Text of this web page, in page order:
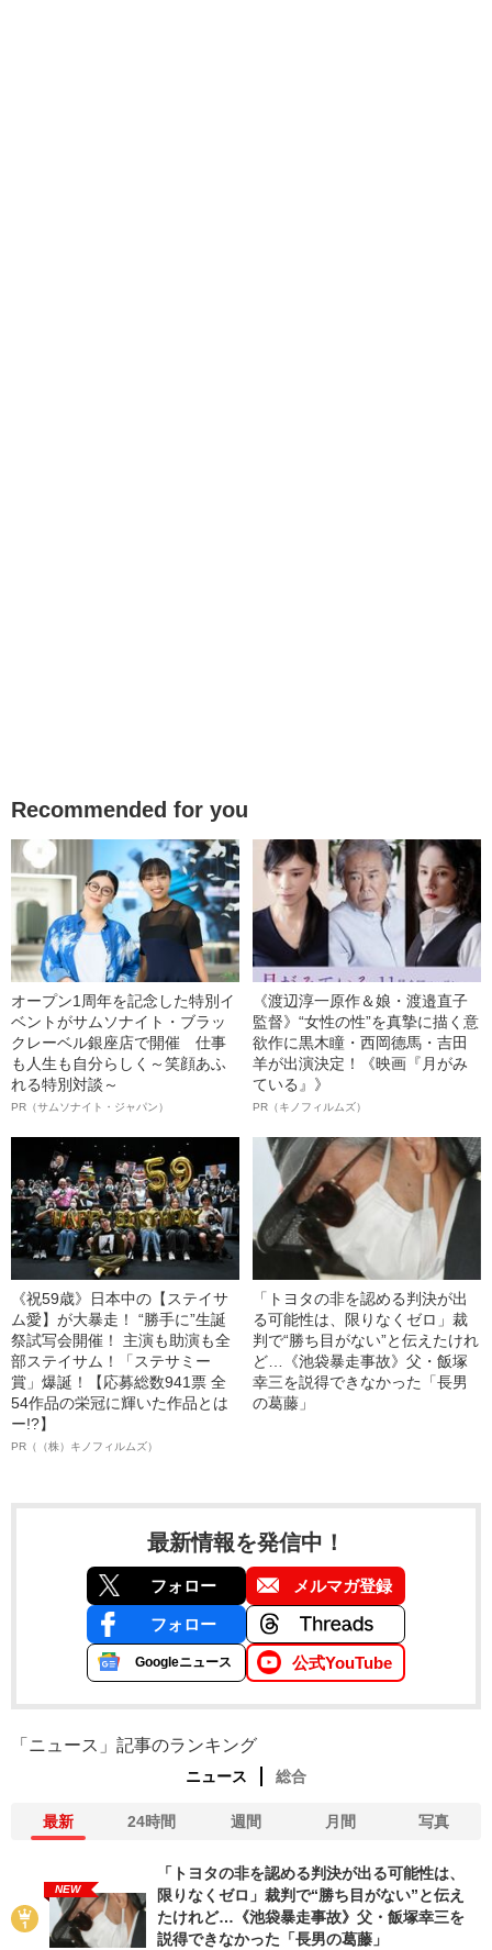
Recommended for you
オープン1周年を記念した特別イ
ベントがサムソナイト・ブラッ
クレーベル銀座店で開催 仕事
も人生も自分らしく～笑顔あふ
れる特別対談～
PR（サムソナイト・ジャパン）
《渡辺淳一原作＆娘・渡邉直子
監督》“女性の性”を真摯に描く意
欲作に黒木瞳・西岡德馬・吉田
羊が出演決定！《映画『月がみ
ている』》
PR（キノフィルムズ）
《祝59歳》日本中の【ステイサ
ム愛】が大暴走！ “勝手に”生誕
祭試写会開催！ 主演も助演も全
部ステイサム！「ステサミー
賞」爆誕！【応募総数941票 全
54作品の栄冠に輝いた作品とは
ー!?】
PR（（株）キノフィルムズ）
「トヨタの非を認める判決が出
る可能性は、限りなくゼロ」裁
判で“勝ち目がない”と伝えたけれ
ど…《池袋暴走事故》父・飯塚
幸三を説得できなかった「長男
の葛藤」
最新情報を発信中！
フォロー メルマガ登録
フォロー
Googleニュース 公式YouTube
「ニュース」記事のランキング
ニュース 総合
最新 24時間 週間 月間 写真
NEW
「トヨタの非を認める判決が出る可能性は、
限りなくゼロ」裁判で“勝ち目がない”と伝え
たけれど…《池袋暴走事故》父・飯塚幸三を
説得できなかった「長男の葛藤」